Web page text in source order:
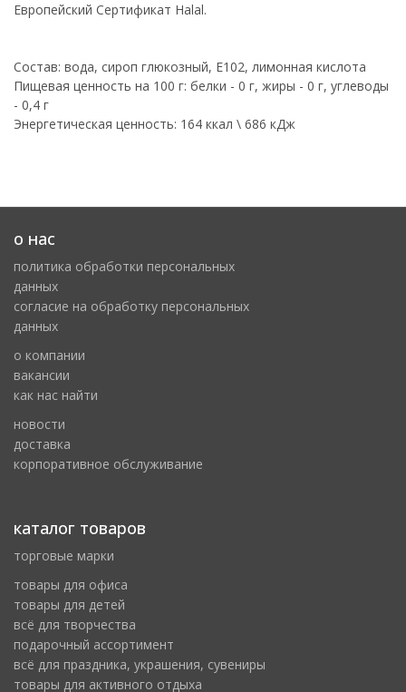
Европейский Сертификат Halal.
Состав: вода, сироп глюкозный, Е102, лимонная кислота
Пищевая ценность на 100 г: белки - 0 г, жиры - 0 г, углеводы
- 0,4 г
Энергетическая ценность: 164 ккал \ 686 кДж
о нас
политика обработки персональных
данных
cогласие на обработку персональных
данных
о компании
вакансии
как нас найти
новости
доставка
корпоративное обслуживание
каталог товаров
торговые марки
товары для офиса
товары для детей
всё для творчества
подарочный ассортимент
всё для праздника, украшения, сувениры
товары для активного отдыха